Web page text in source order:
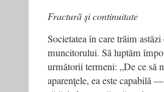
Fractură şi continuitate
Societatea în care trăim
muncitorului. Să luptăm
următorii termeni: „De ce să
aparenţele, ea este capabilă